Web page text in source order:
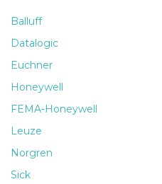
Balluff
Datalogic
Euchner
Honeywell
FEMA-Honeywell
Leuze
Norgren
Sick